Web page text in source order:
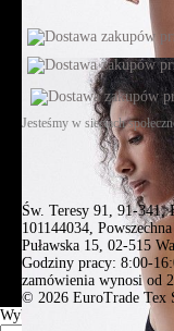
Jesteśmy w sieciach
Św. Teresy 91, 91-
101144034,
Puławska 15, 02-515
Godziny pracy: 8:00-
zamówienia wynosi od
© 2026 EuroTrade Tex
Wybierz miasta